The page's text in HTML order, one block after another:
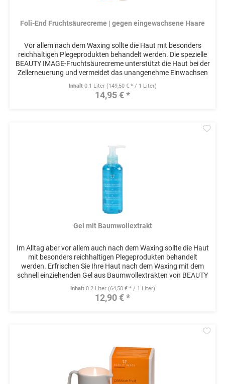
Foli-End Fruchtsäurecreme | gegen eingewachsene Haare
Vor allem nach dem Waxing sollte die Haut mit besonders
reichhaltigen Plegeprodukten behandelt werden. Die spezielle
BEAUTY IMAGE-Fruchtsäurecreme unterstützt die Haut bei der
Zellerneuerung und vermeidet das unangenehme Einwachsen
der...
Inhalt 0.1 Liter (149,50 € * / 1 Liter)
14,95 € *
Gel mit Baumwollextrakt
Im Alltag aber vor allem auch nach dem Waxing sollte die Haut
mit besonders reichhaltigen Plegeprodukten behandelt
werden. Erfrischen Sie Ihre Haut nach dem Waxing mit dem
schnell einziehenden Gel aus Baumwollextrakten von BEAUTY
IMAGE....
Inhalt 0.2 Liter (64,50 € * / 1 Liter)
12,90 € *